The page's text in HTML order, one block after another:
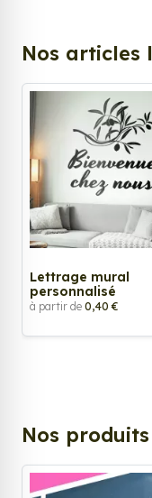
Nos articles
Lettrage mural
personnalisé
à partir de 0,40 €
Nos